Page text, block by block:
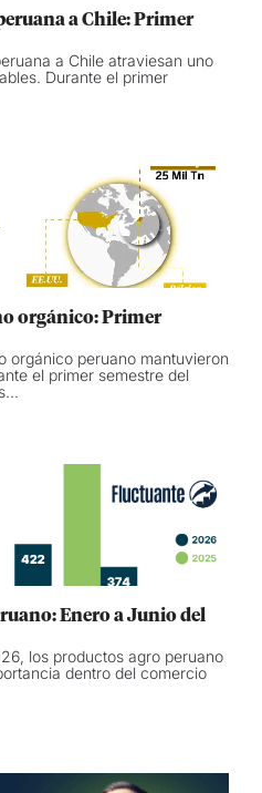
a Chile: Primer
a Chile atraviesan uno
Durante el primer
orgánico: Primer
orgánico peruano mantuvieron
el primer semestre del
Enero a Junio del
los productos agro peruano
dentro del comercio